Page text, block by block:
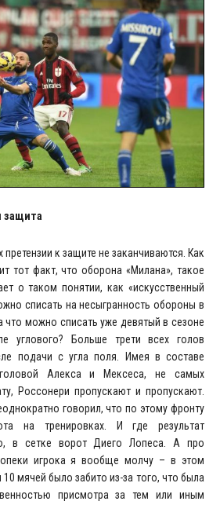
защита
претензии к защите не заканчиваются. Как
тот факт, что оборона «Милана», такое
о таком понятии, как «искусственный
списать на несыгранность обороны в
что можно списать уже девятый в сезоне
углового? Больше трети всех голов
подачи с угла поля. Имея в составе
Алекса и Мексеса, не самых
Россонери пропускают и пропускают.
говорил, что по этому фронту
на тренировках. И где результат
в сетке ворот Диего Лопеса. А про
игрока я вообще молчу – в этом
мячей было забито из-за того, что была
присмотра за тем или иным